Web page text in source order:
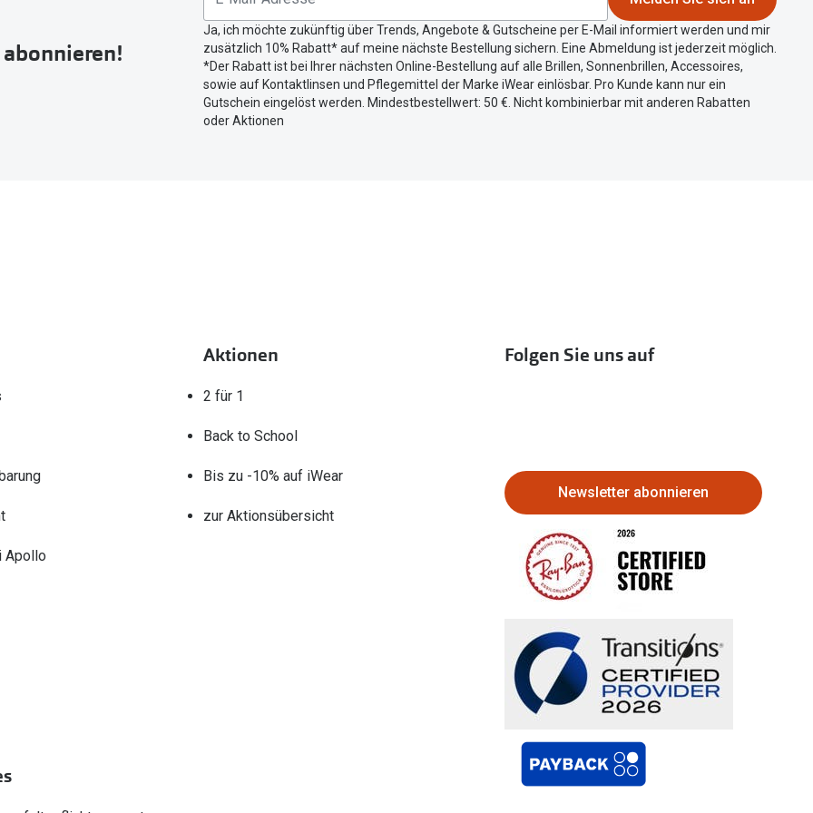
Ihren
Ja, ich möchte zukünftig über Trends, Angebote & Gutscheine per E-Mail informiert werden und mir
zusätzlich 10% Rabatt* auf meine nächste Bestellung sichern. Eine Abmeldung ist jederzeit möglich.
*Der Rabatt ist bei Ihrer nächsten Online-Bestellung auf alle Brillen, Sonnenbrillen, Accessoires,
sowie auf Kontaktlinsen und Pflegemittel der Marke iWear einlösbar. Pro Kunde kann nur ein
Gutschein eingelöst werden. Mindestbestellwert: 50 €. Nicht kombinierbar mit anderen Rabatten
oder Aktionen
Apollo
Aktionen
2 für 1
Back to School
Bis zu -10% auf iWear
zur Aktionsübersicht
Folgen Sie uns auf
Newsletter abonnieren